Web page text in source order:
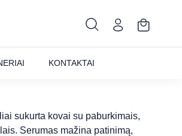
KONTAKTAI
sukurta kovai su paburkimais,
Serumas mažina patinimą,